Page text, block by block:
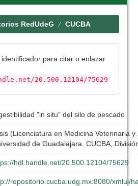
RedUdeG CUCBA
para citar o enlazar
20.500.12104/75629
"in situ" del silo de pescado
(Licenciatura en Medicina Veterinaria
de Guadalajara. CUCBA,
hdl.handle.net/20.500.12104/75629
repositorio.cucba.udg.mx:8080/xmlui/